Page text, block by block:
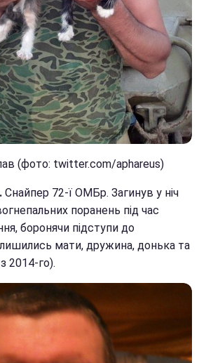
(фото: twitter.com/aphareus)
Снайпер 72-ї ОМБр. Загинув у ніч
поранень під час
боронячи підступи до
мати, дружина, донька та
2014-го).